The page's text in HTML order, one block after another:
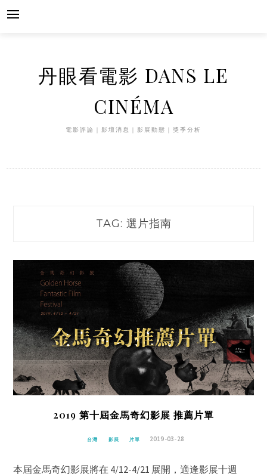
Skip
丹眼看電影 DANS LE
CINÉMA
電影評論｜影壇消息｜影展動態｜獎季分析
TAG: 選片指南
2019 第十屆金馬奇幻影展 推薦片單
台灣 影展 片單 2019-03-28
本屆金馬奇幻影展將在 4/12-4/21 展開，適逢影展十週